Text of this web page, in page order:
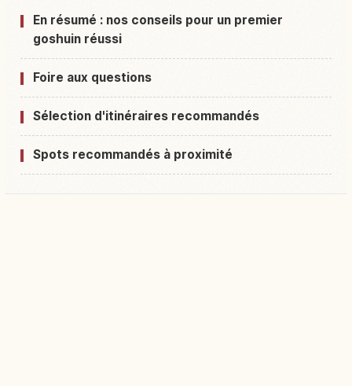
En résumé : nos conseils pour un premier
goshuin réussi
Foire aux questions
Sélection d'itinéraires recommandés
Spots recommandés à proximité